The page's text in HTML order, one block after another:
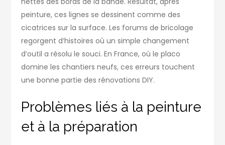
peinture, ces lignes se dessinent comme des
cicatrices sur la surface. Les forums de bricolage
regorgent d’histoires où un simple changement
d’outil a résolu le souci. En France, où le placo
domine les chantiers neufs, ces erreurs touchent
une bonne partie des rénovations DIY.
Problèmes liés à la peinture
et à la préparation